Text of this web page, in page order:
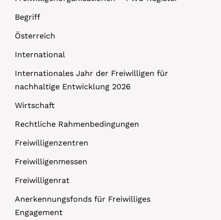
Begriff
Österreich
International
Internationales Jahr der Freiwilligen für
nachhaltige Entwicklung 2026
Wirtschaft
Rechtliche Rahmenbedingungen
Freiwilligenzentren
Freiwilligenmessen
Freiwilligenrat
Anerkennungsfonds für Freiwilliges
Engagement